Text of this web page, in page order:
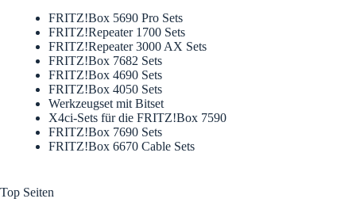
FRITZ!Box 5690 Pro Sets
FRITZ!Repeater 1700 Sets
FRITZ!Repeater 3000 AX Sets
FRITZ!Box 7682 Sets
FRITZ!Box 4690 Sets
FRITZ!Box 4050 Sets
Werkzeugset mit Bitset
X4ci-Sets für die FRITZ!Box 7590
FRITZ!Box 7690 Sets
FRITZ!Box 6670 Cable Sets
Top Seiten